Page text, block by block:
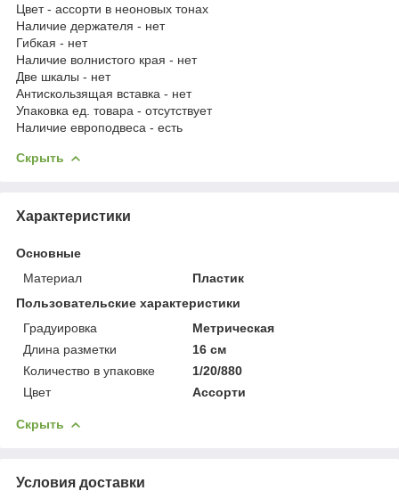
Цвет - ассорти в неоновых тонах
Наличие держателя - нет
Гибкая - нет
Наличие волнистого края - нет
Две шкалы - нет
Антискользящая вставка - нет
Упаковка ед. товара - отсутствует
Наличие европодвеса - есть
Скрыть
Характеристики
Основные
Материал
Пластик
Пользовательские характеристики
Градуировка
Метрическая
Длина разметки
16 см
Количество в упаковке
1/20/880
Цвет
Ассорти
Скрыть
Условия доставки